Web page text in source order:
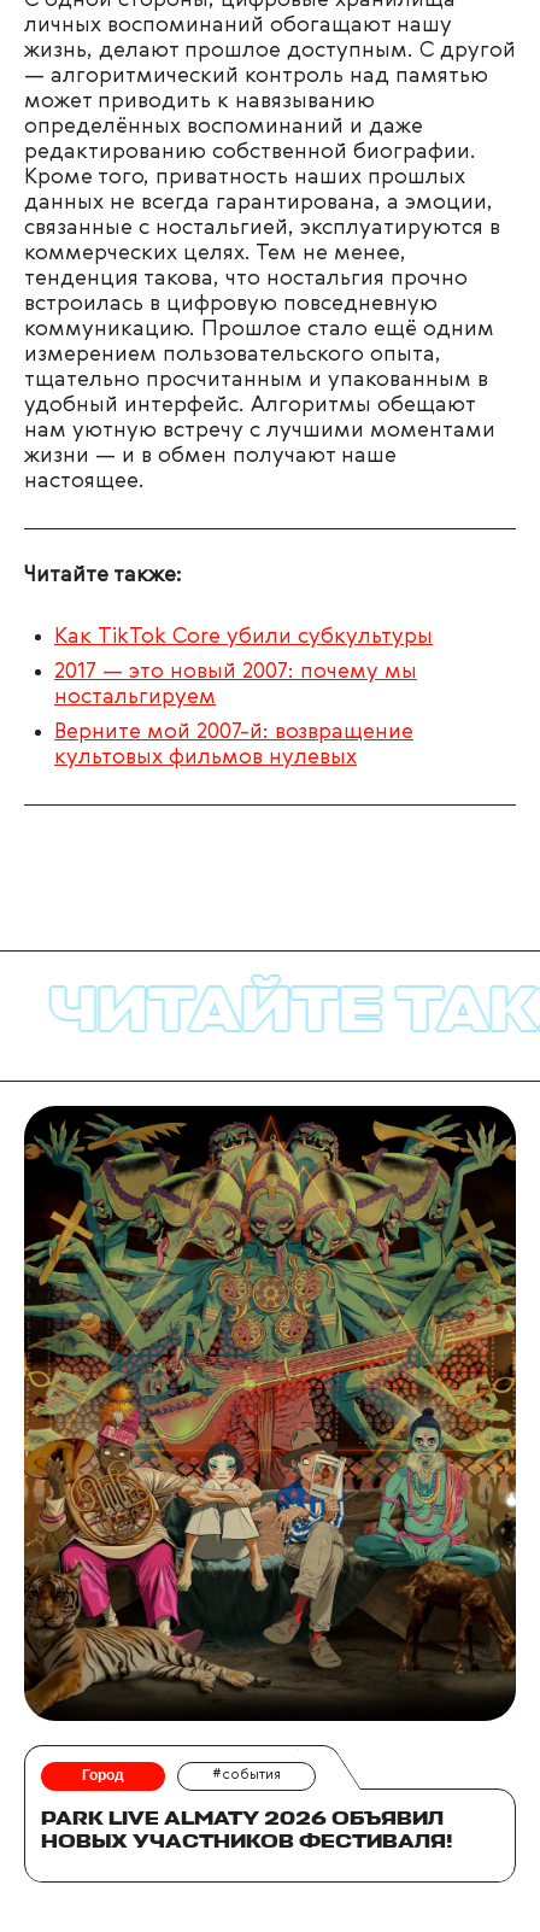
личных воспоминаний обогащают нашу
жизнь, делают прошлое доступным. С другой
— алгоритмический контроль над памятью
может приводить к навязыванию
определённых воспоминаний и даже
редактированию собственной биографии.
Кроме того, приватность наших прошлых
данных не всегда гарантирована, а эмоции,
связанные с ностальгией, эксплуатируются в
коммерческих целях. Тем не менее,
тенденция такова, что ностальгия прочно
встроилась в цифровую повседневную
коммуникацию. Прошлое стало ещё одним
измерением пользовательского опыта,
тщательно просчитанным и упакованным в
удобный интерфейс. Алгоритмы обещают
нам уютную встречу с лучшими моментами
жизни — и в обмен получают наше
настоящее.
Читайте также:
Как TikTok Core убили субкультуры
2017 — это новый 2007: почему мы
ностальгируем
Верните мой 2007-й: возвращение
культовых фильмов нулевых
Город #события
PARK LIVE ALMATY 2026 ОБЪЯВИЛ
НОВЫХ УЧАСТНИКОВ ФЕСТИВАЛЯ!